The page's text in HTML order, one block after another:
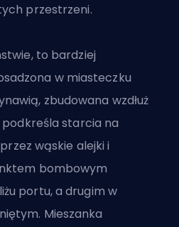
przestrzeni.
to bardziej
w miasteczku
zbudowana wzdłuż
starcia na
wąskie alejki i
bombowym
portu, a drugim w
Mieszanka